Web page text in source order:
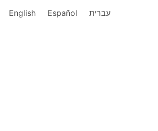
English Español עברית